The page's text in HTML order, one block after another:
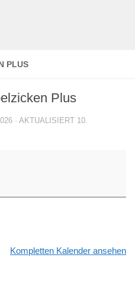
PLUS
Plus
· AKTUALISIERT 10.
Kompletten Kalender ansehen